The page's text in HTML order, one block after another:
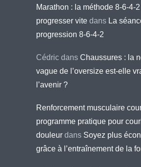
Marathon : la méthode 8-6-4-
progresser vite dans La
progression 8-6-4-2
Cédric dans Chaussures : la
vague de l’oversize est-elle
l’avenir ?
Renforcement musculaire
programme pratique pour
douleur dans Soyez plus
grâce à l’entraînement de la